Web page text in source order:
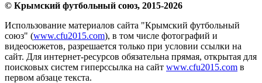
© Крымский футбольный союз, 2015-2026
Использование материалов сайта "Крымский футбольный
союз" (www.cfu2015.com), в том числе фотографий и
видеосюжетов, разрешается только при условии ссылки на
сайт. Для интернет-ресурсов обязательна прямая, открытая для
поисковых систем гиперссылка на сайт www.cfu2015.com в
первом абзаце текста.